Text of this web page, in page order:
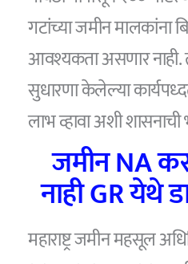
गटांच्या जमीन मालकांना
आवश्यकता असणार नाही.
सुधारणा केलेल्या
लाभ व्हावा अशी
जमीन NA
नाही GR येथे
महाराष्ट्र जमीन महसूल